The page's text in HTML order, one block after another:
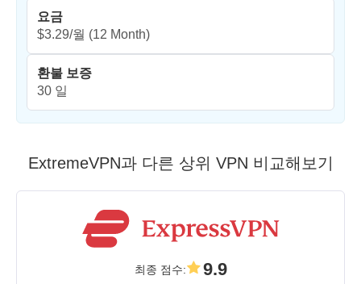
요금
$3.29/월 (12 Month)
환불 보증
30 일
ExtremeVPN과 다른 상위 VPN 비교해보기
최종 점수: 9.9